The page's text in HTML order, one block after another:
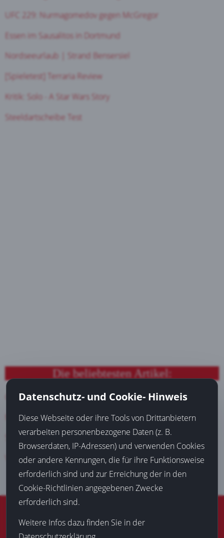
UFC 229: Nurmagomedov gegen McGregor
Essen im Sausalitos in Dortmund
Nordseeurlaub | Strand Bensersiel
[Spieletest] Terraria Review
Kritik: Solo - A Star Wars Story
Steeldartscheibe Test
Die beliebtesten Artikel:
Günstiges Familienhotel finden
Mit Sportwetten Geld verdienen
Suchmaschinenoptimierung (SEO) bringt Neukunden
Versicherungsmakler Dortmund verschafft Einsparungen
Impressum
Die mit * gekennzeichneten Links sind sogenannte
Datenschutz- und Cookie- Hinweis
Diese Webseite oder ihre Tools von Drittanbietern
verarbeiten personenbezogene Daten (z. B.
Browserdaten, IP-Adressen) und verwenden Cookies
oder andere Kennungen, die für ihre Funktionsweise
erforderlich sind und zur Erreichung der in den
Cookie-Richtlinien angegebenen Zwecke
erforderlich sind.
Weitere Infos dazu finden Sie in der